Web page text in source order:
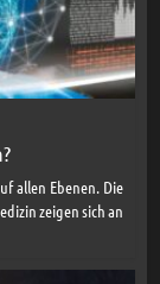
allen Ebenen. Die
zeigen sich an